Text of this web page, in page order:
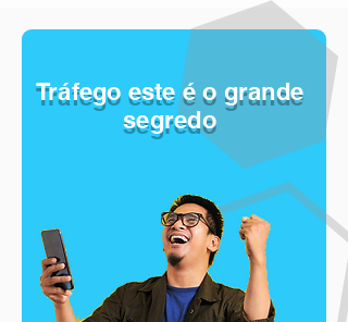
Tráfego este é o grande
segredo